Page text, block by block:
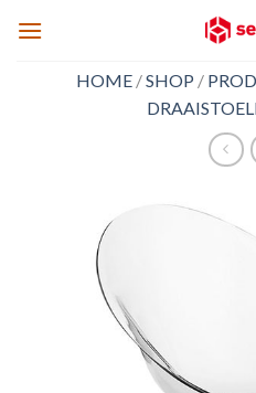
HOME/SHOP /